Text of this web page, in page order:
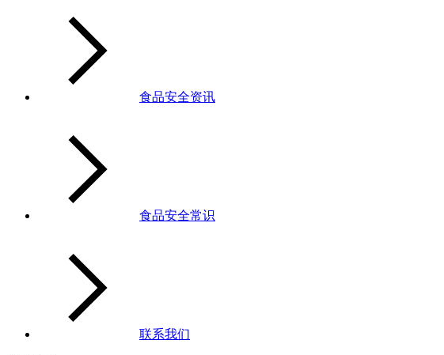
食品安全资讯
食品安全常识
联系我们